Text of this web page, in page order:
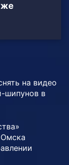
на видео
шипунов в